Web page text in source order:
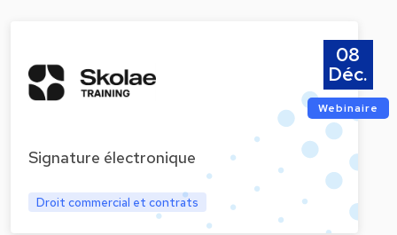
Signature électronique
Droit commercial et contrats
08
Déc.
Webinaire